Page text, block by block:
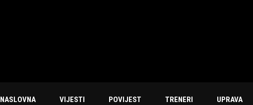
NASLOVNA VIJESTI POVIJEST TRENERI UPRAVA